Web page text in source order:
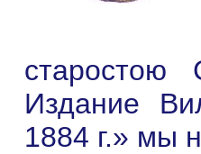
старостою
Издание
1884 г.» мы